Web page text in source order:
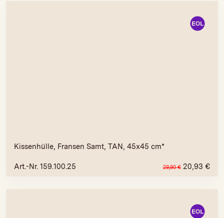
Kissenhülle, Fransen Samt, TAN, 45x45 cm*
Art.-Nr. 159.100.25 29,90€ 20,93 €